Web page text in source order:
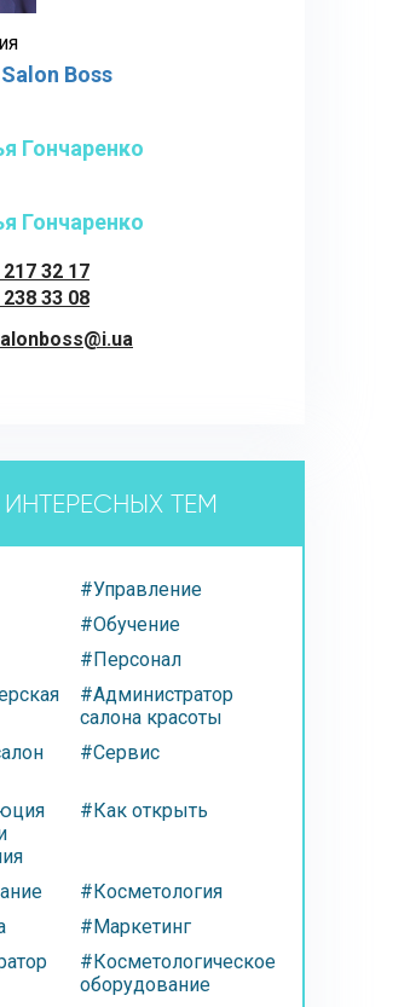
Boss
Гончаренко
Гончаренко
32 17
33 08
ТЕМ
#Управление
#Обучение
#Персонал
#Администратор
салона красоты
#Сервис
#Как открыть
#Косметология
#Маркетинг
#Косметологическое
оборудование